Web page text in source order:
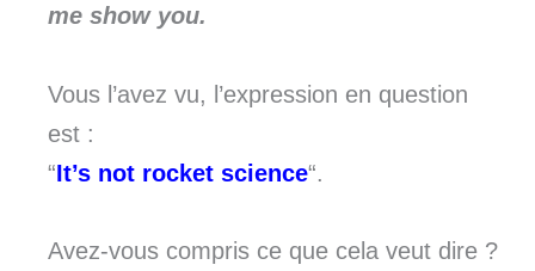
me show you.
Vous l’avez vu, l’expression en question
est :
“It’s not rocket science“.
Avez-vous compris ce que cela veut dire ?